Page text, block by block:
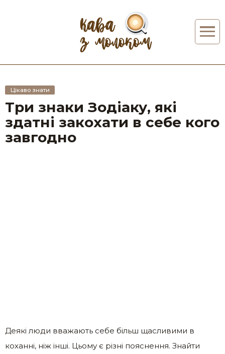
Цікаво знати
Три знаки Зодіаку, які
здатні закохати в себе кого
завгодно
Деякі люди вважають себе більш щасливими в
коханні, ніж інші. Цьому є різні пояснення. Знайти